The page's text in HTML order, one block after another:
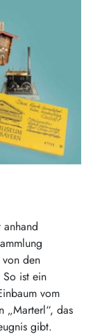
den
So ist ein
vom
„Marterl“, das
gibt.